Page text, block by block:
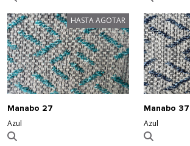
HASTA AGOTAR
Manabo 27
Azul
Manabo 37
Azul